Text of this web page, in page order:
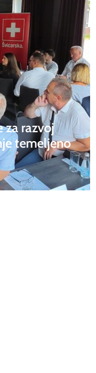
za razvoj
temeljeno